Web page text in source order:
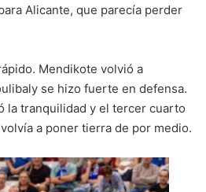
Alicante, que parecía perder
Mendikote volvió a
se hizo fuerte en defensa.
la tranquilidad y el tercer cuarto
a poner tierra de por medio.